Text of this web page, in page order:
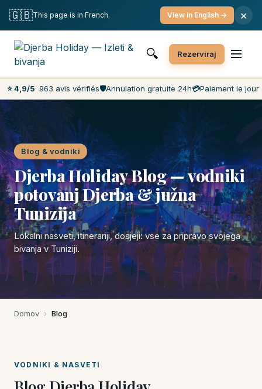
Brezplačna odpoved
Plačilo na dan obiska
Najnižje cene na trgu
Storitve za stranke 7 dni na teden
🔍 Rezerviraj
⭐ 4,9/5· 963 avis vérifiés🛡️Annulation gratuite 24h💳Paiement le jour
Blog & vodniki
Djerba Holiday Blog — vodniki
potovanj Djerba & južna
Tunizija
Lokalni nasveti, itinerariji, dosjeji: vse za pripravo svojega
bivanja v Tuniziji.
Domov › Blog
VODNIKI & NASVETI
🇬🇧This page is in French. View in English → ×